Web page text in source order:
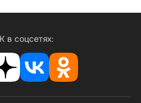
в соцсетях: